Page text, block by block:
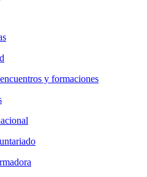
y formaciones